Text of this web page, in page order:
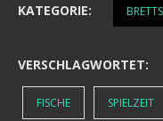
KATEGORIE:
VERSCHLAGWORTET:
FISCHE SPIELZEIT